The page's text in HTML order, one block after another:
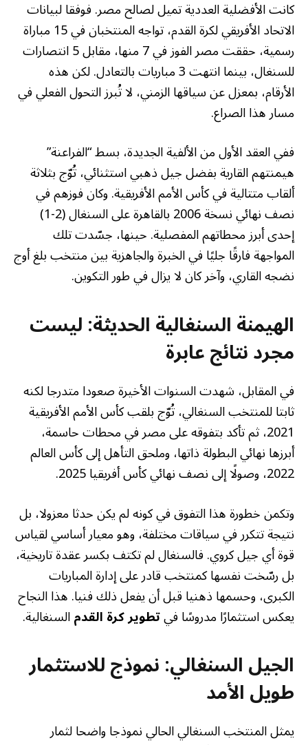
كانت الأفضلية العددية تميل لصالح مصر. فوفقا لبيانات
الاتحاد الأفريقي لكرة القدم، تواجه المنتخبان في 15 مباراة
رسمية، حققت مصر الفوز في 7 منها، مقابل 5 انتصارات
للسنغال، بينما انتهت 3 مباريات بالتعادل. لكن هذه
الأرقام، بمعزل عن سياقها الزمني، لا تُبرز التحول الفعلي في
مسار هذا الصراع.
ففي العقد الأول من الألفية الجديدة، بسط “الفراعنة”
هيمنتهم القارية بفضل جيل ذهبي استثنائي، تُوّج بثلاثة
ألقاب متتالية في كأس الأمم الأفريقية. وكان فوزهم في
نصف نهائي نسخة 2006 بالقاهرة على السنغال (2-1)
إحدى أبرز محطاتهم المفصلية. حينها، جسّدت تلك
المواجهة فارقًا جليًا في الخبرة والجاهزية بين منتخب بلغ أوج
نضجه القاري، وآخر كان لا يزال في طور التكوين.
الهيمنة السنغالية الحديثة: ليست
مجرد نتائج عابرة
في المقابل، شهدت السنوات الأخيرة صعودا متدرجا لكنه
ثابتا للمنتخب السنغالي، تُوّج بلقب كأس الأمم الأفريقية
2021، ثم تأكد بتفوقه على مصر في محطات حاسمة،
أبرزها نهائي البطولة ذاتها، وملحق التأهل إلى كأس العالم
2022، وصولًا إلى نصف نهائي كأس أفريقيا 2025.
وتكمن خطورة هذا التفوق في كونه لم يكن حدثا معزولا، بل
نتيجة تتكرر في سياقات مختلفة، وهو معيار أساسي لقياس
قوة أي جيل كروي. فالسنغال لم تكتف بكسر عقدة تاريخية،
بل رسّخت نفسها كمنتخب قادر على إدارة المباريات
الكبرى، وحسمها ذهنيا قبل أن يفعل ذلك فنيا. هذا النجاح
يعكس استثمارًا مدروسًا فيتطوير كرة القدمالسنغالية.
الجيل السنغالي: نموذج للاستثمار
طويل الأمد
يمثل المنتخب السنغالي الحالي نموذجا واضحا لثمار